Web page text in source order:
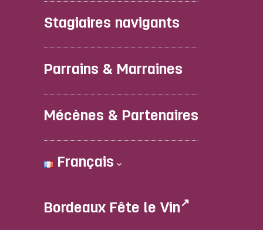
Stagiaires navigants
Parrains & Marraines
Mécènes & Partenaires
Français
Bordeaux Fête le Vin